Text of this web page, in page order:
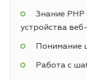
Знание
устройства
Понимание
Работа с